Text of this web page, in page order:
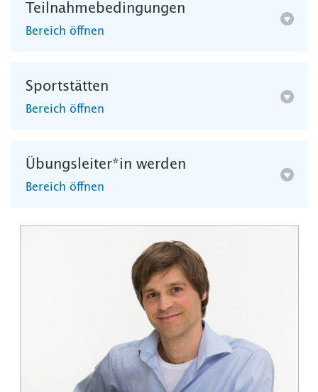
Teilnahmebedingungen
Bereich öffnen
Sportstätten
Bereich öffnen
Übungsleiter*in werden
Bereich öffnen